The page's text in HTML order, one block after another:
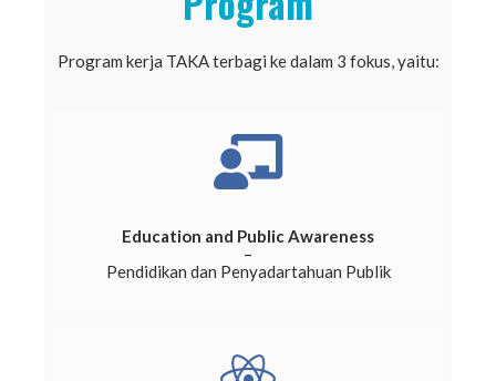
Program kerja TAKA terbagi ke dalam 3 fokus, yaitu:
Education and Public Awareness
–
Pendidikan dan Penyadartahuan Publik